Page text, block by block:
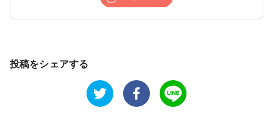
投稿をシェアする